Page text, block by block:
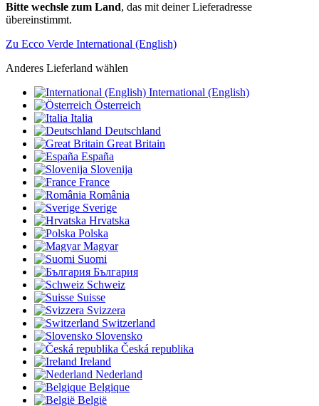
Bitte wechsle zum Land, das mit deiner Lieferadresse
übereinstimmt.
Zu Ecco Verde International (English)
Anderes Lieferland wählen
International (English)
Österreich
Italia
Deutschland
Great Britain
España
Slovenija
France
România
Sverige
Hrvatska
Polska
Magyar
Suomi
България
Schweiz
Suisse
Svizzera
Switzerland
Slovensko
Česká republika
Ireland
Nederland
Belgique
België